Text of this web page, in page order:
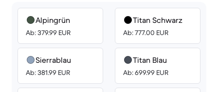
Alpingrün
Ab: 379.99 EUR
Sierrablau
Ab: 381.99 EUR
Titan Schwarz
Ab: 777.00 EUR
Titan Blau
Ab: 699.99 EUR